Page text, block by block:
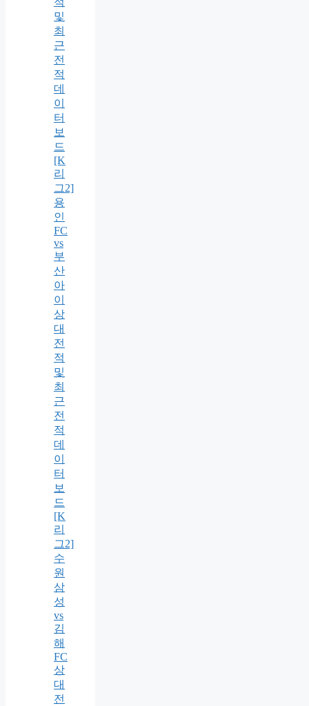
및
최
근
전
적
데
이
터
보
드
[K
리
그2]
용
인
FC
vs
부
산
아
이
상
대
전
적
및
최
근
전
적
데
이
터
보
드
[K
리
그2]
수
원
삼
성
vs
김
해
FC
상
대
전